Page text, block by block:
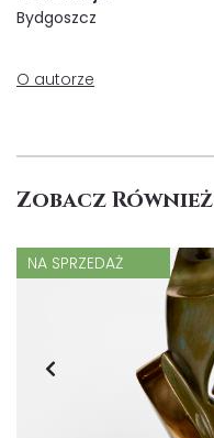
Bydgoszcz
O autorze
Zobacz Również
NA SPRZEDAŻ